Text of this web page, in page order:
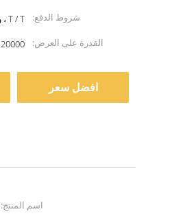
شروط الدفع:
T / T ، ويسترن يونيون ، موني جرام ، L / C ، D / A
القدرة على العرض:
20000 قطعة شهريا
افضل سعر
اسم المنتج: